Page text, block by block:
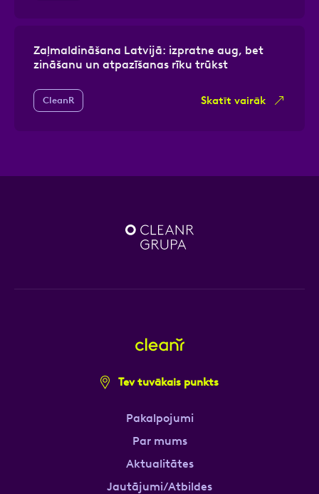
Zaļmaldināšana Latvijā: izpratne aug, bet
zināšanu un atpazīšanas rīku trūkst
CleanR Skatīt vairāk
Tev tuvākais punkts
Pakalpojumi
Par mums
Aktualitātes
Jautājumi/Atbildes